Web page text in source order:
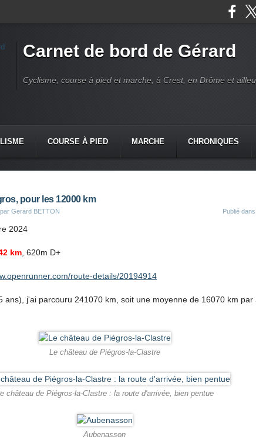
Carnet de bord de Gérard
Cyclisme, course à pied et marche, à Crest, en Drôme et
COURSE À PIED MARCHE CHRONIQUES
pour les 12000 km
par Gerard BETTON Publié dans
2024
km , 620m D+
route-details/20194914
ans), j'ai parcouru 241070 km, soit une moyenne de 16070 km par
Le château de Piégros-la-Clastre
château de Piégros-la-Clastre : la route d'arrivée, bien pentue
Aubenasson